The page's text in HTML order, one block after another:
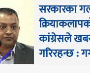
सरकारका
कांग्रेसले
गरिरहन्छ :